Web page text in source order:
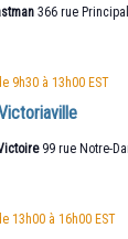
366 rue
9h30à 13h00 EST
99 rue Notre-
13h00à 16h00 EST